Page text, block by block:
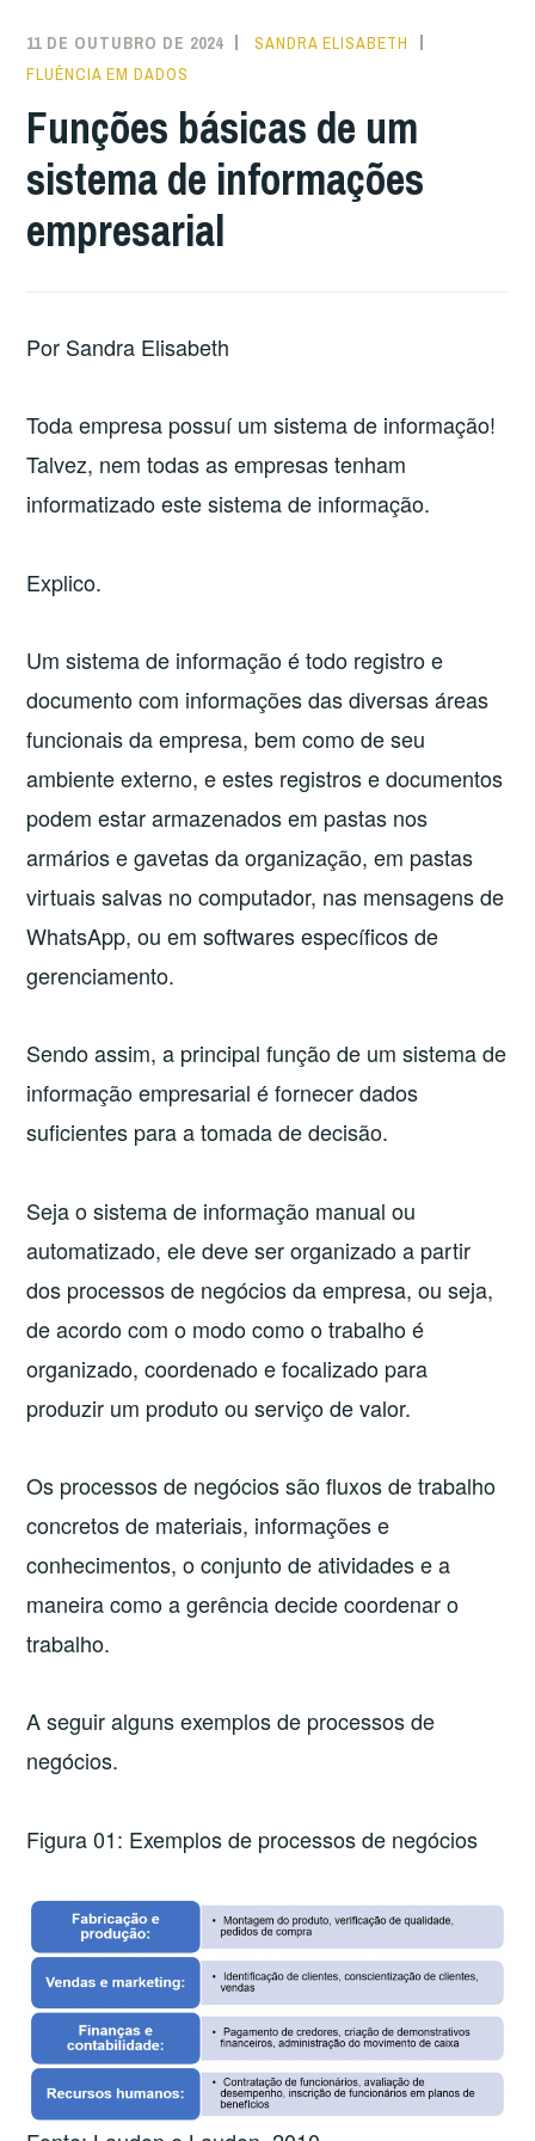
11 DE OUTUBRO DE 2024
SANDRA ELISABETH
FLUÊNCIA EM DADOS
Funções básicas de um
sistema de informações
empresarial
Por Sandra Elisabeth
Toda empresa possuí um sistema de informação!
Talvez, nem todas as empresas tenham
informatizado este sistema de informação.
Explico.
Um sistema de informação é todo registro e
documento com informações das diversas áreas
funcionais da empresa, bem como de seu
ambiente externo, e estes registros e documentos
podem estar armazenados em pastas nos
armários e gavetas da organização, em pastas
virtuais salvas no computador, nas mensagens de
WhatsApp, ou em softwares específicos de
gerenciamento.
Sendo assim, a principal função de um sistema de
informação empresarial é fornecer dados
suficientes para a tomada de decisão.
Seja o sistema de informação manual ou
automatizado, ele deve ser organizado a partir
dos processos de negócios da empresa, ou seja,
de acordo com o modo como o trabalho é
organizado, coordenado e focalizado para
produzir um produto ou serviço de valor.
Os processos de negócios são fluxos de trabalho
concretos de materiais, informações e
conhecimentos, o conjunto de atividades e a
maneira como a gerência decide coordenar o
trabalho.
A seguir alguns exemplos de processos de
negócios.
Figura 01: Exemplos de processos de negócios